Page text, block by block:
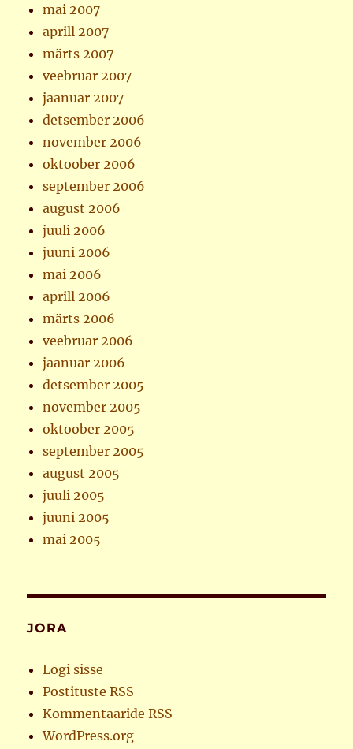
mai 2007
aprill 2007
märts 2007
veebruar 2007
jaanuar 2007
detsember 2006
november 2006
oktoober 2006
september 2006
august 2006
juuli 2006
juuni 2006
mai 2006
aprill 2006
märts 2006
veebruar 2006
jaanuar 2006
detsember 2005
november 2005
oktoober 2005
september 2005
august 2005
juuli 2005
juuni 2005
mai 2005
JORA
Logi sisse
Postituste RSS
Kommentaaride RSS
WordPress.org